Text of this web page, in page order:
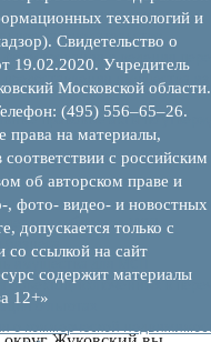
законодательство
законодательство
формирования и ведения
предоставления имущества из
правовые акты по
регламенты
по развитию МСП
правовые акты по
субъектов МСП
имущества для МСП
объектов, включенных в
о льготах
о коммерческой
технологий и
Свидетельство о
Учредитель
Московской области.
(495) 556–65–26.
права на материалы,
с российским
об авторском праве и
, фото- видео- и новостных
допускается только с
со ссылкой на сайт
содержит материалы
12+»